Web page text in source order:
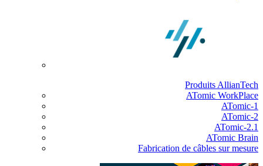
Produits AllianTech
ATomic WorkPlace
ATomic-1
ATomic-2
ATomic-2.1
ATomic Brain
Fabrication de câbles sur mesure